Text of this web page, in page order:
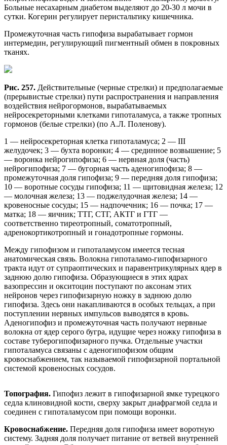
Больные несахарным диабетом выделяют до 20-30 л мочи в
сутки. Когерин регулирует перистальтику кишечника.
Промежуточная часть гипофиза вырабатывает гормон
интермедин, регулирующий пигментный обмен в покровных
тканях.
Рис. 257. Действительные (черные стрелки) и предполагаемые
(прерывистые стрелки) пути распространения и направления
воздействия нейрогормонов, вырабатываемых
нейросекреторными клетками гипоталамуса, а также тропных
гормонов (белые стрелки) (по А.Л. Поленову).
1 — нейросекреторная клетка гипоталамуса; 2 — III
желудочек; 3 — бухта воронки; 4 — срединное возвышение; 5
— воронка нейрогипофиза; 6 — нервная доля (часть)
нейрогипофиза; 7 — бугорная часть аденогипофиза; 8 —
промежуточная доля гипофиза; 9 — передняя доля гипофиза;
10 — воротные сосуды гипофиза; 11 — щитовидная железа; 12
— молочная железа; 13 — поджелудочная железа; 14 —
кровеносные сосуды; 15 — надпочечник; 16 — почка; 17 —
матка; 18 — яичник; ТТГ, СТГ, АКТГ и ГТГ —
соответственно тиреотропный, соматотропный,
адренокортикотропный и гонадотропные гормоны.
Между гипофизом и гипоталамусом имеется тесная
анатомическая связь. Волокна гипоталамо-гипофизарного
тракта идут от супраоптических и паравентрикулярных ядер в
заднюю долю гипофиза. Образующиеся в этих ядрах
вазопрессин и окситоцин поступают по аксонам этих
нейронов через гипофизарную ножку в заднюю долю
гипофиза. Здесь они накапливаются в особых тельцах, а при
поступлении нервных импульсов выводятся в кровь.
Аденогипофиз и промежуточная часть получают нервные
волокна от ядер серого бугра, идущие через ножку гипофиза в
составе туберогипофизарного пучка. Отдельные участки
гипоталамуса связаны с аденогипофизом общим
кровоснабжением, так называемой гипофизарной портальной
системой кровеносных сосудов.
Топография. Гипофиз лежит в гипофизарной ямке турецкого
седла клиновидной кости, сверху закрыт диафрагмой седла и
соединен с гипоталамусом при помощи воронки.
Кровоснабжение. Передняя доля гипофиза имеет воротную
систему. Задняя доля получает питание от ветвей внутренней